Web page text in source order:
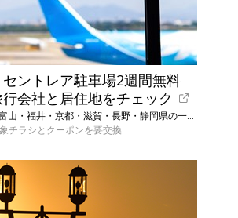
ントレア駐車場2週間無料
会社と居住地をチェック
中部国際空港セントレア • 石川・富山・福井・京都・滋賀・長野・静岡県の一部在住の旅行者
チラシとクーポンを要交換